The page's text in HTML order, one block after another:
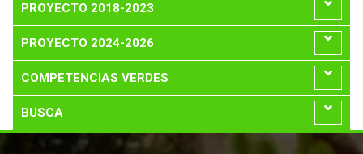
PROYECTO 2018-2023
PROYECTO 2024-2026
COMPETENCIAS VERDES
BUSCA